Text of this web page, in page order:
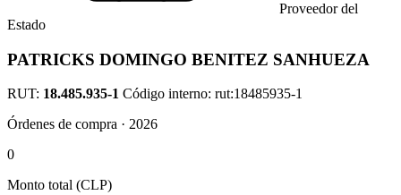
Proveedor del
Estado
PATRICKS DOMINGO BENITEZ SANHUEZA
RUT: 18.485.935-1 Código interno: rut:18485935-1
Órdenes de compra · 2026
0
Monto total (CLP)